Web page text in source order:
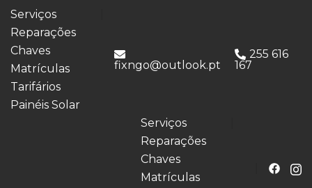
Serviços
Reparações
Chaves
Matrículas
Tarifários
Painéis Solar
fixngo@outlook.pt
255 616
167
Serviços
Reparações
Chaves
Matrículas